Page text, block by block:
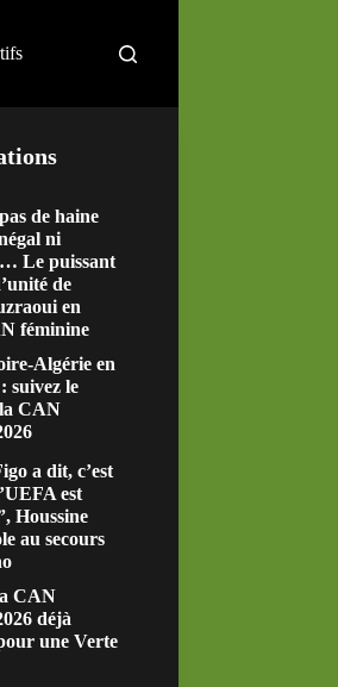
de haine
ni
Le puissant
de
en
féminine
Algérie en
suivez le
CAN
a dit, c’est
est
Houssine
au secours
CAN
déjà
une Verte